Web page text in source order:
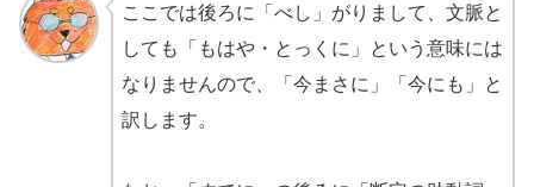
ここでは後ろに「べし」がりまして、文脈と
しても「もはや・とっくに」という意味には
なりませんので、「今まさに」「今にも」と
訳します。